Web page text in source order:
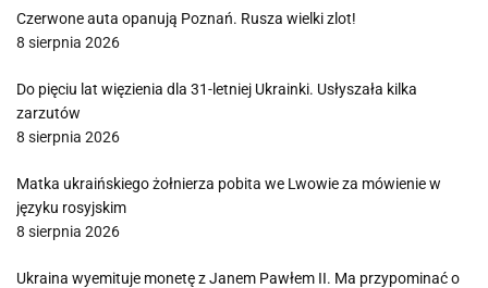
Czerwone auta opanują Poznań. Rusza wielki zlot!
8 sierpnia 2026
Do pięciu lat więzienia dla 31-letniej Ukrainki. Usłyszała kilka
zarzutów
8 sierpnia 2026
Matka ukraińskiego żołnierza pobita we Lwowie za mówienie w
języku rosyjskim
8 sierpnia 2026
Ukraina wyemituje monetę z Janem Pawłem II. Ma przypominać o